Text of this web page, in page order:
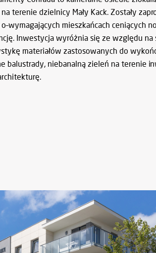
terenie dzielnicy Mały Kack. Zostały
mieszkańcach ceniących
Inwestycja wyróżnia się ze względu na
materiałów zastosowanych do
balustrady, niebanalną zieleń na terenie